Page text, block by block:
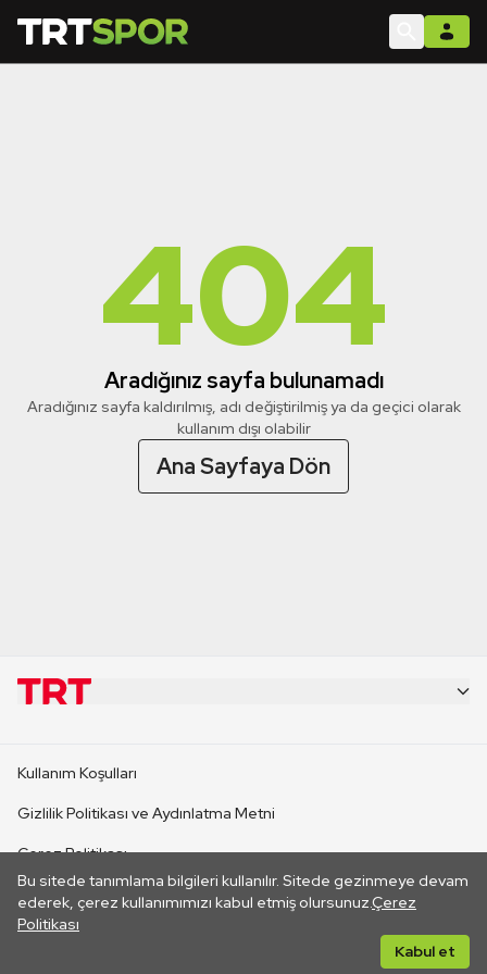
404
Aradığınız sayfa bulunamadı
Aradığınız sayfa kaldırılmış, adı değiştirilmiş ya da geçici olarak
kullanım dışı olabilir
Ana Sayfaya Dön
Bu sitede tanımlama bilgileri kullanılır. Sitede gezinmeye devam
ederek, çerez kullanımımızı kabul etmiş olursunuz.Çerez
Politikası
Kabul et
CANLI YAYINLAR
Kullanım Koşulları
Gizlilik Politikası ve Aydınlatma Metni
Çerez Politikası
İletişim
Her hakkı saklıdır. ©2026 TRT. Bağlantı yoluyla gidilen dış